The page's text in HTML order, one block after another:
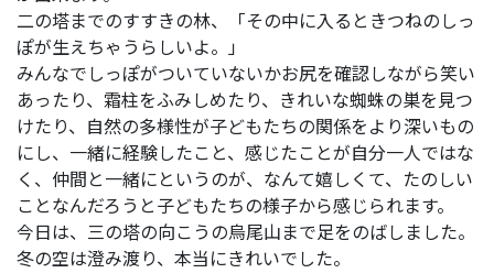
二の塔までのすすきの林、「その中に入るときつねのしっ
ぽが生えちゃうらしいよ。」
みんなでしっぽがついていないかお尻を確認しながら笑い
あったり、霜柱をふみしめたり、きれいな蜘蛛の巣を見つ
けたり、自然の多様性が子どもたちの関係をより深いもの
にし、一緒に経験したこと、感じたことが自分一人ではな
く、仲間と一緒にというのが、なんて嬉しくて、たのしい
ことなんだろうと子どもたちの様子から感じられます。
今日は、三の塔の向こうの烏尾山まで足をのばしました。
冬の空は澄み渡り、本当にきれいでした。